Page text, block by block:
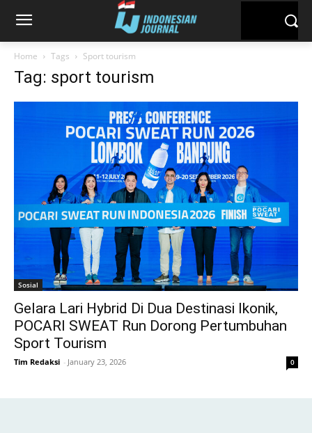
Home Tags Sport tourism
Tag: sport tourism
Sosial
Gelara Lari Hybrid Di Dua Destinasi Ikonik,
POCARI SWEAT Run Dorong Pertumbuhan
Sport Tourism
Tim Redaksi - January 23, 2026 0